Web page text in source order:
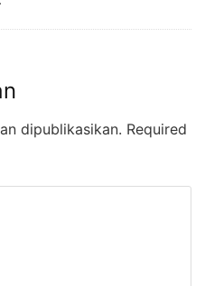
dipublikasikan. Required